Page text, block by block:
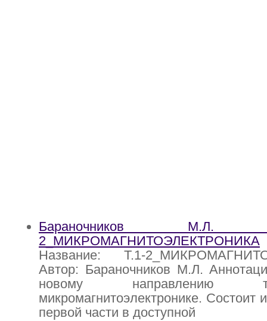
Бараночников
2_МИКРОМАГНИТОЭЛЕКТРОНИКА
Название: Т.1-
Автор: Бараночников М.Л.
новому направлению
микромагнитоэлектронике. Состоит
первой части в доступной